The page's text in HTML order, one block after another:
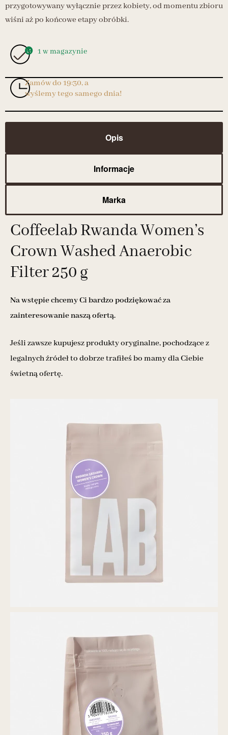
przygotowywany wyłącznie przez kobiety, od momentu zbioru
wiśni aż po końcowe etapy obróbki.
1 w magazynie
Zamów do 19:30, a
wyślemy tego samego dnia!
Opis
Informacje
Marka
Coffeelab Rwanda Women’s
Crown Washed Anaerobic
Filter 250 g
Na wstępie chcemy Ci bardzo podziękować za
zainteresowanie naszą ofertą.
Jeśli zawsze kupujesz produkty oryginalne, pochodzące z
legalnych źródeł to dobrze trafiłeś bo mamy dla Ciebie
świetną ofertę.